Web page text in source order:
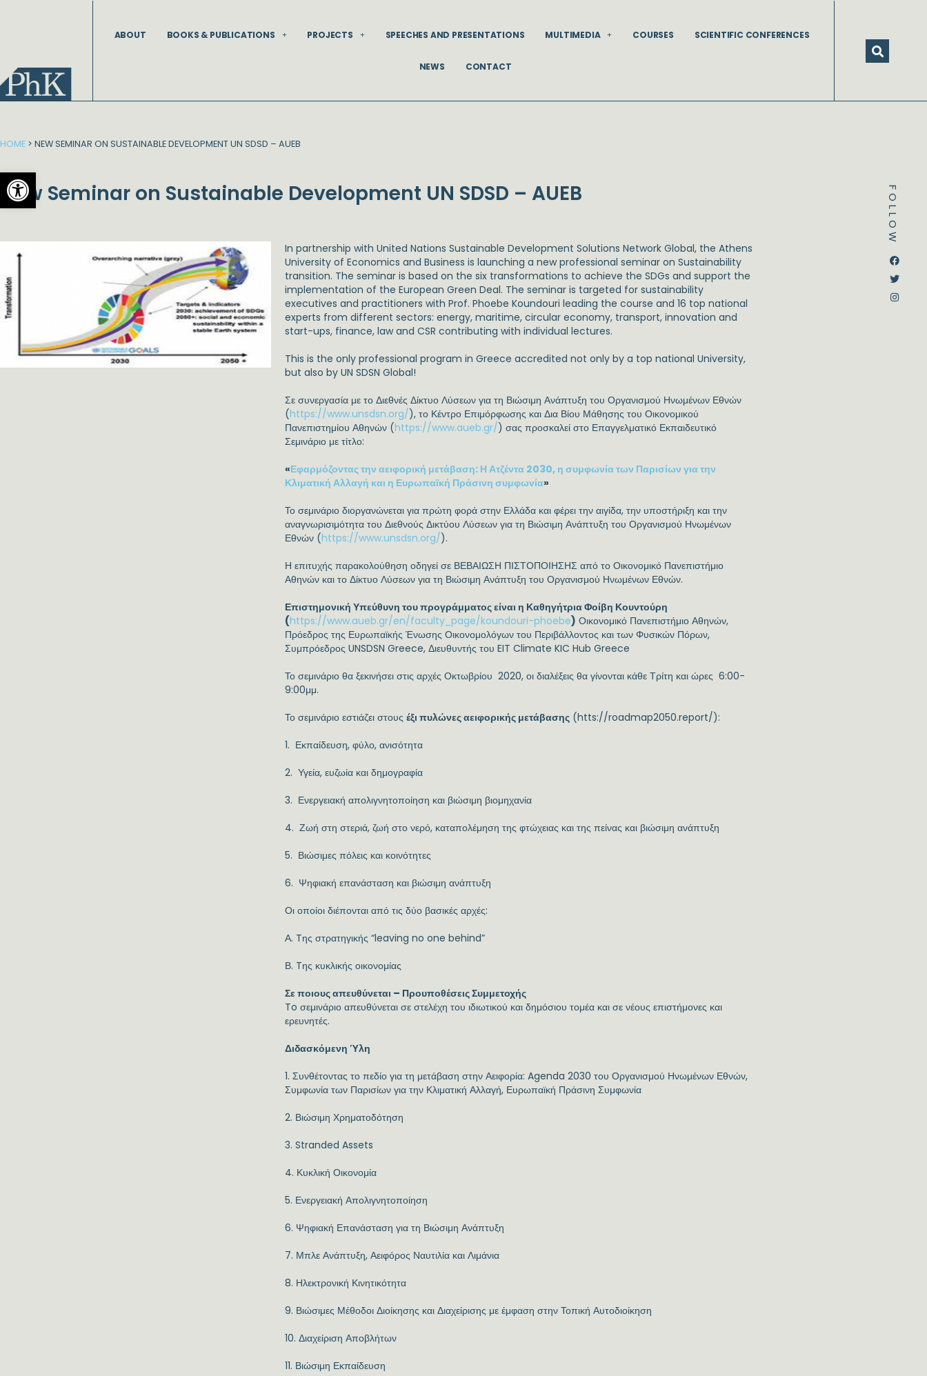
Open toolbar
ABOUT BOOKS & PUBLICATIONS PROJECTS SPEECHES AND PRESENTATIONS MULTIMEDIA COURSES SCIENTIFIC CONFERENCES
NEWS CONTACT
FOLLOW
Dstream-google2
HOME > NEW SEMINAR ON SUSTAINABLE DEVELOPMENT UN SDSD – AUEB
New Seminar on Sustainable Development UN SDSD – AUEB
In partnership with United Nations Sustainable Development Solutions Network Global, the Athens
University of Economics and Business is launching a new professional seminar on Sustainability
transition. The seminar is based on the six transformations to achieve the SDGs and support the
implementation of the European Green Deal. The seminar is targeted for sustainability
executives and practitioners with Prof. Phoebe Koundouri leading the course and 16 top national
experts from different sectors: energy, maritime, circular economy, transport, innovation and
start-ups, finance, law and CSR contributing with individual lectures.
This is the only professional program in Greece accredited not only by a top national University,
but also by UN SDSN Global!
Σε συνεργασία με το Διεθνές Δίκτυο Λύσεων για τη Βιώσιμη Ανάπτυξη του Οργανισμού Ηνωμένων Εθνών
(https://www.unsdsn.org/), το Κέντρο Επιμόρφωσης και Δια Βίου Μάθησης του Οικονομικού
Πανεπιστημίου Αθηνών (https://www.aueb.gr/) σας προσκαλεί στο Επαγγελματικό Εκπαιδευτικό
Σεμινάριο με τίτλο:
«Εφαρμόζοντας την αειφορική μετάβαση: Η Ατζέντα 2030, η συμφωνία των Παρισίων για την
Κλιματική Αλλαγή και η Ευρωπαϊκή Πράσινη συμφωνία»
Το σεμινάριο διοργανώνεται για πρώτη φορά στην Ελλάδα και φέρει την αιγίδα, την υποστήριξη και την
αναγνωρισιμότητα του Διεθνούς Δικτύου Λύσεων για τη Βιώσιμη Ανάπτυξη του Οργανισμού Ηνωμένων
Εθνών (https://www.unsdsn.org/).
Η επιτυχής παρακολούθηση οδηγεί σε ΒΕΒΑΙΩΣΗ ΠΙΣΤΟΠΟΙΗΣΗΣ από το Οικονομικό Πανεπιστήμιο
Αθηνών και το Δίκτυο Λύσεων για τη Βιώσιμη Ανάπτυξη του Οργανισμού Ηνωμένων Εθνών.
Επιστημονική Υπεύθυνη του προγράμματος είναι η Καθηγήτρια Φοίβη Κουντούρη
(https://www.aueb.gr/en/faculty_page/koundouri-phoebe) Οικονομικό Πανεπιστήμιο Αθηνών,
Πρόεδρος της Ευρωπαϊκής Ένωσης Οικονομολόγων του Περιβάλλοντος και των Φυσικών Πόρων,
Συμπρόεδρος UNSDSN Greece, Διευθυντής του EIT Climate KIC Hub Greece
Το σεμινάριο θα ξεκινήσει στις αρχές Οκτωβρίου 2020, οι διαλέξεις θα γίνονται κάθε Τρίτη και ώρες 6:00-
9:00μμ.
Το σεμινάριο εστιάζει στουςέξι πυλώνες αειφορικής μετάβασης (htts://roadmap2050.report/):
1. Εκπαίδευση, φύλο, ανισότητα
2. Υγεία, ευζωία και δημογραφία
3. Ενεργειακή απολιγνητοποίηση και βιώσιμη βιομηχανία
4. Ζωή στη στεριά, ζωή στο νερό, καταπολέμηση της φτώχειας και της πείνας και βιώσιμη ανάπτυξη
5. Βιώσιμες πόλεις και κοινότητες
6. Ψηφιακή επανάσταση και βιώσιμη ανάπτυξη
Οι οποίοι διέπονται από τις δύο βασικές αρχές:
Α. Tης στρατηγικής “leaving no one behind”
Β. Tης κυκλικής οικονομίας
Σε ποιους απευθύνεται – Προυποθέσεις Συμμετοχής
To σεμινάριο απευθύνεται σε στελέχη του ιδιωτικού και δημόσιου τομέα και σε νέους επιστήμονες και
ερευνητές.
Διδασκόμενη Ύλη
1. Συνθέτοντας το πεδίο για τη μετάβαση στην Αειφορία: Agenda 2030 του Οργανισμού Ηνωμένων Εθνών,
Συμφωνία των Παρισίων για την Κλιματική Αλλαγή, Ευρωπαϊκή Πράσινη Συμφωνία
2. Βιώσιμη Χρηματοδότηση
3. Stranded Assets
4. Κυκλική Οικονομία
5. Ενεργειακή Απολιγνητοποίηση
6. Ψηφιακή Επανάσταση για τη Βιώσιμη Ανάπτυξη
7. Μπλε Ανάπτυξη, Αειφόρος Ναυτιλία και Λιμάνια
8. Ηλεκτρονική Κινητικότητα
9. Βιώσιμες Μέθοδοι Διοίκησης και Διαχείρισης με έμφαση στην Τοπική Αυτοδιοίκηση
10. Διαχείριση Αποβλήτων
11. Βιώσιμη Εκπαίδευση